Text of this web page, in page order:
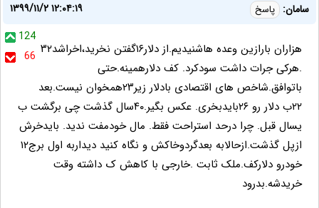
سامان: پاسخ
۱۳۹۹/۱۱/۲ ۱۲:۰۴:۱۹
124
66 هزاران بارازین وعده هاشنیدیم.از دلار۱۶گفتن نخرید،اخراشد۳۲
.هرکی جرات داشت سودکرد. کف دلارهمینه.حتی
باتوافق.شاخص های اقتصادی بادلار زیر۲۳همخوان نیست.بعد
۲۲ب دلار رو ۲۶بایدبخری. عکس بگیر.۴۰سال گذشت چی برگشت ب
یسال قبل. چرا درحد استراحت فقط. مال خودمفت ندید. بایدخرش
ازپل گذشت.ازحالابه بعدگردوخاکش و نگاه کنید دیداربه اول برج۱۲
خودرو دلارکف.ملک ثابت .خارجی با کاهش ک داشته وقت
خریدشه.بدرود